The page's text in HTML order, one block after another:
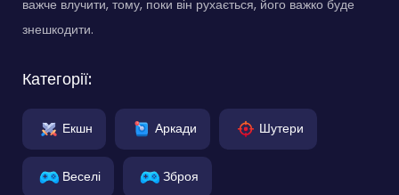
важче влучити, тому, поки він рухається, його важко буде
знешкодити.
Категорії:
Екшн Аркади Шутери
Веселі Зброя